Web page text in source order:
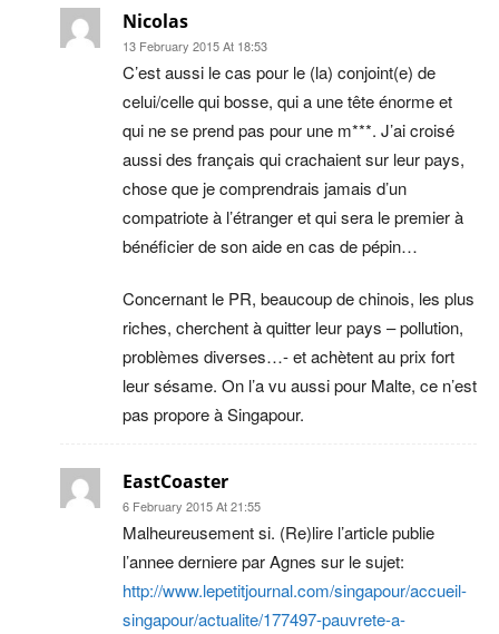
Nicolas
13 February 2015 At 18:53
C’est aussi le cas pour le (la) conjoint(e) de
celui/celle qui bosse, qui a une tête énorme et
qui ne se prend pas pour une m***. J’ai croisé
aussi des français qui crachaient sur leur pays,
chose que je comprendrais jamais d’un
compatriote à l’étranger et qui sera le premier à
bénéficier de son aide en cas de pépin…
Concernant le PR, beaucoup de chinois, les plus
riches, cherchent à quitter leur pays – pollution,
problèmes diverses…- et achètent au prix fort
leur sésame. On l’a vu aussi pour Malte, ce n’est
pas propore à Singapour.
EastCoaster
6 February 2015 At 21:55
Malheureusement si. (Re)lire l’article publie
l’annee derniere par Agnes sur le sujet:
http://www.lepetitjournal.com/singapour/accueil-
singapour/actualite/177497-pauvrete-a-